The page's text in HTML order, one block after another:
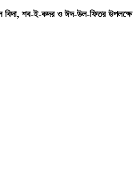
বিদা, শব-ই-কদর ও ঈদ-উল-ফিতর